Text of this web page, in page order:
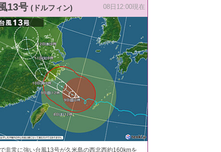
13号 (ドルフィン) 08日12:00現在
非常に強い台風13号が久米島の西北西約160kmを